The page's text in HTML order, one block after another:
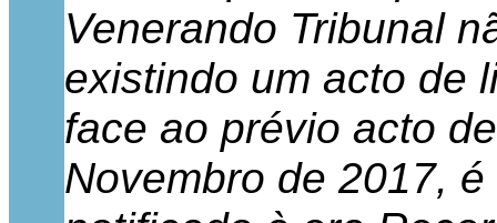
Venerando Tribunal
existindo um acto de
face ao prévio acto
Novembro de 2017,